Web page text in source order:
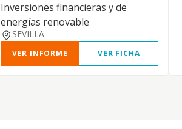
Inversiones financieras y de
energías renovable
SEVILLA
VER INFORME VER FICHA